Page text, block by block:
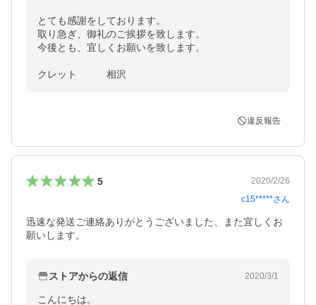
とても感謝をしております。
取り急ぎ、御礼のご挨拶を致します。
今後とも、宜しくお願いを致します。
クレット　　　相沢
違反報告
5
2020/2/26
c15*****さん
迅速な発送ご連絡ありがとうございました、また宜しくお
願いします。
ストアからの返信 2020/3/1
こんにちは。